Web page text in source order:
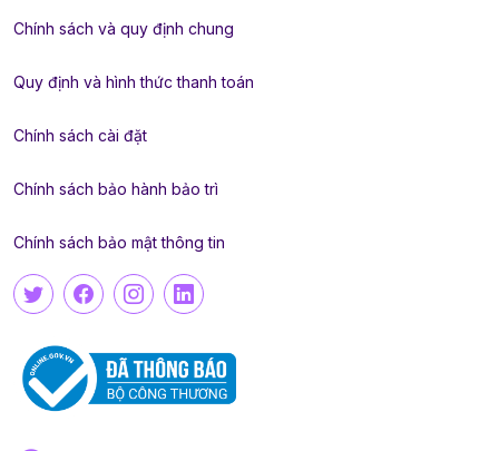
Chính sách và quy định chung
Quy định và hình thức thanh toán
Chính sách cài đặt
Chính sách bảo hành bảo trì
Chính sách bảo mật thông tin